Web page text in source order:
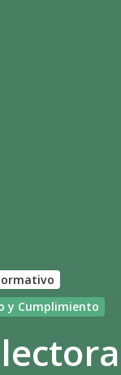
y Cumplimiento